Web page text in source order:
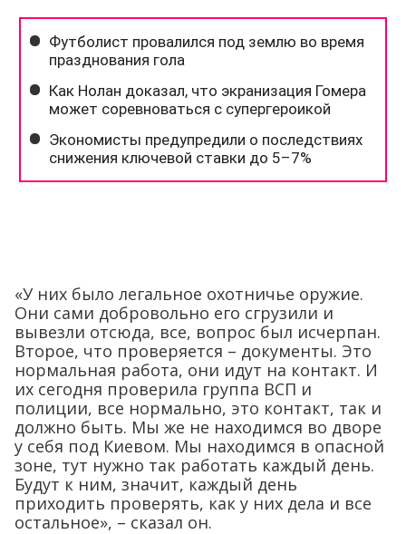
«У них было легальное охотничье оружие.
Они сами добровольно его сгрузили и
вывезли отсюда, все, вопрос был исчерпан.
Второе, что проверяется – документы. Это
нормальная работа, они идут на контакт. И
их сегодня проверила группа ВСП и
полиции, все нормально, это контакт, так и
должно быть. Мы же не находимся во дворе
у себя под Киевом. Мы находимся в опасной
зоне, тут нужно так работать каждый день.
Будут к ним, значит, каждый день
приходить проверять, как у них дела и все
остальное», – сказал он.